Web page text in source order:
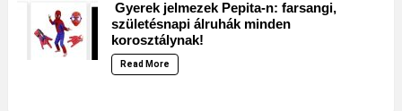
Gyerek jelmezek Pepita-n: farsangi,
születésnapi álruhák minden
korosztálynak!
Read More